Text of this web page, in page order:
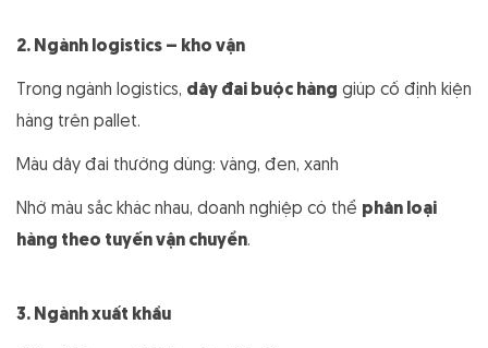
2. Ngành logistics – kho vận
Trong ngành logistics, dây đai buộc hàng giúp cố định kiện
hàng trên pallet.
Màu dây đai thường dùng: vàng, đen, xanh
Nhờ màu sắc khác nhau, doanh nghiệp có thể phân loại
hàng theo tuyến vận chuyển.
3. Ngành xuất khẩu